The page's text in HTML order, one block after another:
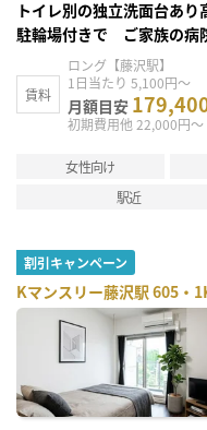
トイレ別の独立洗面台あり
駐輪場付きで ご家族の病
賃料
ロング【藤沢駅】
1日当たり 5,100円～
月額目安
初期費用他 22,000円～
女性向け
駅近
割引キャンペーン
Kマンスリー藤沢駅 605・